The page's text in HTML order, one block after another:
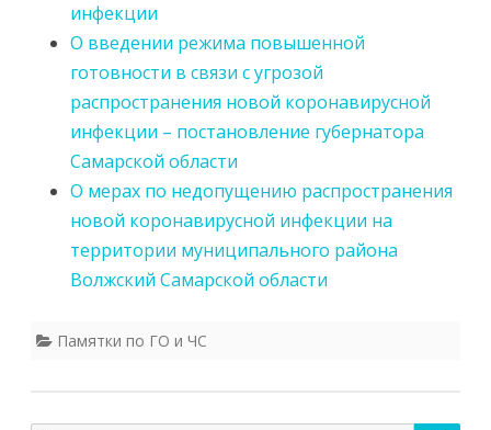
инфекции
О введении режима повышенной
готовности в связи с угрозой
распространения новой коронавирусной
инфекции – постановление губернатора
Самарской области
О мерах по недопущению распространения
новой коронавирусной инфекции на
территории муниципального района
Волжский Самарской области
Памятки по ГО и ЧС